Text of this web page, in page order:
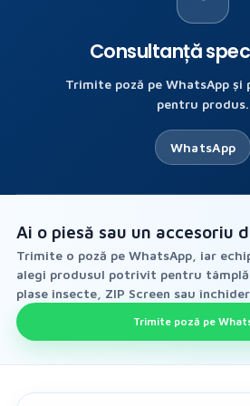
Consultanță
Trimite poză pe WhatsApp
pentru produs.
WhatsApp
Ai o piesă sau un accesoriu
Trimite o poză pe WhatsApp, iar
alegi produsul potrivit pentru
plase insecte, ZIP Screen sau
Trimite poză pe